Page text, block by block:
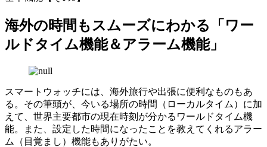
海外の時間もスムーズにわかる「ワー
ルドタイム機能＆アラーム機能」
スマートウォッチには、海外旅行や出張に便利なものもあ
る。その筆頭が、今いる場所の時間（ローカルタイム）に加
えて、世界主要都市の現在時刻が分かるワールドタイム機
能。また、設定した時間になったことを教えてくれるアラー
ム（目覚まし）機能もありがたい。